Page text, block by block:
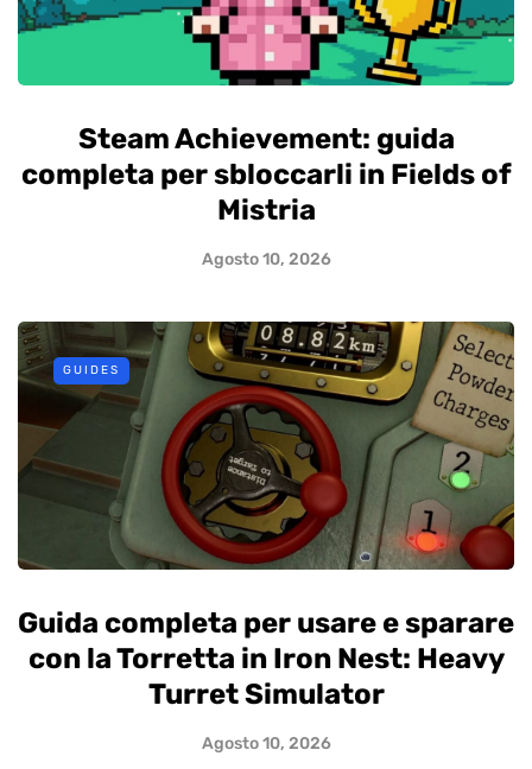
Steam Achievement: guida
completa per sbloccarli in Fields of
Mistria
Agosto 10, 2026
GUIDES
Guida completa per usare e sparare
con la Torretta in Iron Nest: Heavy
Turret Simulator
Agosto 10, 2026